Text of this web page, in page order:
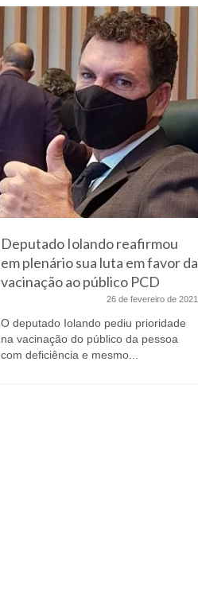
Deputado Iolando reafirmou
em plenário sua luta em favor da
vacinação ao público PCD
26 de fevereiro de 2021
O deputado Iolando pediu prioridade
na vacinação do público da pessoa
com deficiência e mesmo...